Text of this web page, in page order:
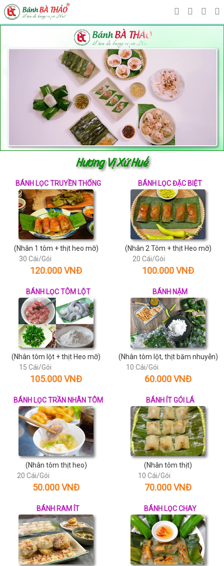
Hương Vị Xứ Huế
BÁNH LỌC TRUYỀN THỐNG
(Nhân 1 tôm + thịt heo mỡ)
30 Cái/Gói
120.000 VNĐ
BÁNH LỌC ĐẶC BIỆT
(Nhân 2 Tôm + thịt Heo mỡ)
20 Cái/Gói
100.000 VNĐ
BÁNH LỌC TÔM LỘT
(Nhân tôm lột + thịt Heo mỡ)
15 Cái/Gói
105.000 VNĐ
BÁNH NẬM
(Nhân tôm lột, thịt băm nhuyễn)
10 Cái/Gói
60.000 VNĐ
BÁNH LỌC TRẦN NHÂN TÔM
(Nhân tôm thịt heo)
20 Cái/Gói
50.000 VNĐ
BÁNH ÍT GÓI LÁ
(Nhân tôm thịt)
10 Cái/Gói
70.000 VNĐ
BÁNH RAM ÍT BÁNH LỌC CHAY